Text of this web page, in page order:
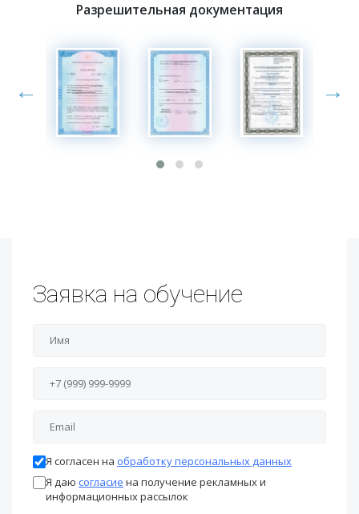
Разрешительная документация
← →
Заявка на обучение
Я согласен на обработку персональных данных
Я даю согласие на получение рекламных и
информационных рассылок